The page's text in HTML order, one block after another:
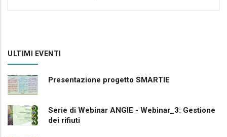
ULTIMI EVENTI
Presentazione progetto SMARTIE
Serie di Webinar ANGIE - Webinar_3: Gestione
dei rifiuti